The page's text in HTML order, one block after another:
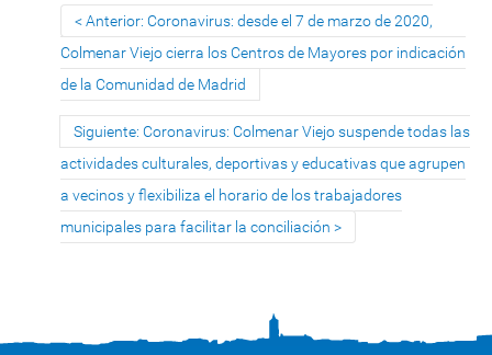
Anterior: Coronavirus: desde el 7 de marzo de 2020,
Colmenar Viejo cierra los Centros de Mayores por indicación
de la Comunidad de Madrid
Siguiente: Coronavirus: Colmenar Viejo suspende todas las
actividades culturales, deportivas y educativas que agrupen
a vecinos y flexibiliza el horario de los trabajadores
municipales para facilitar la conciliación